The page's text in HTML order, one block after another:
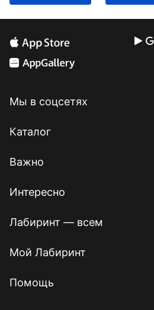
Мы в соцсетях
Каталог
Важно
Интересно
Лабиринт — всем
Мой Лабиринт
Помощь